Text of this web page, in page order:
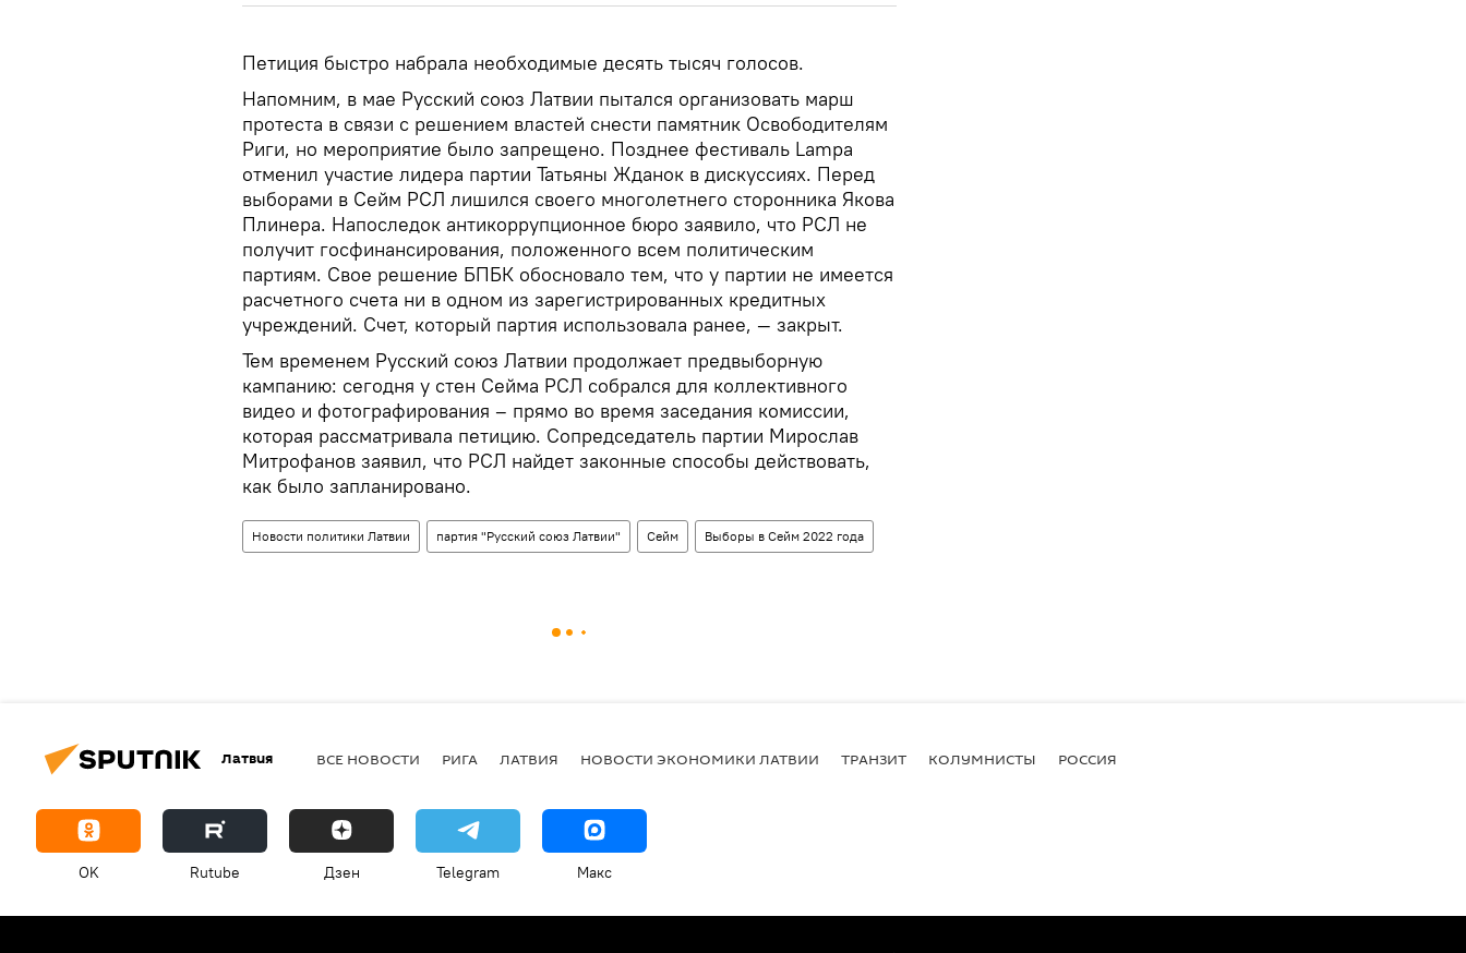
Петиция быстро набрала необходимые десять тысяч голосов.
Напомним, в мае Русский союз Латвии пытался организовать марш
протеста в связи с решением властей снести памятник Освободителям
Риги, но мероприятие было запрещено. Позднее фестиваль Lampa
отменил участие лидера партии Татьяны Жданок в дискуссиях. Перед
выборами в Сейм РСЛ лишился своего многолетнего сторонника Якова
Плинера. Напоследок антикоррупционное бюро заявило, что РСЛ не
получит госфинансирования, положенного всем политическим
партиям. Свое решение БПБК обосновало тем, что у партии не имеется
расчетного счета ни в одном из зарегистрированных кредитных
учреждений. Счет, который партия использовала ранее, — закрыт.
Тем временем Русский союз Латвии продолжает предвыборную
кампанию: сегодня у стен Сейма РСЛ собрался для коллективного
видео и фотографирования – прямо во время заседания комиссии,
которая рассматривала петицию. Сопредседатель партии Мирослав
Митрофанов заявил, что РСЛ найдет законные способы действовать,
как было запланировано.
Новости политики Латвии партия "Русский союз Латвии" Сейм Выборы в Сейм 2022 года
Латвия ВСЕ НОВОСТИ РИГА ЛАТВИЯ НОВОСТИ ЭКОНОМИКИ ЛАТВИИ ТРАНЗИТ КОЛУМНИСТЫ РОССИЯ
OK Rutube Дзен Telegram Макс